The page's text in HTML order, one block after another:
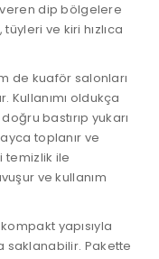
veren dip bölgelere
ve kiri hızlıca
de kuaför salonları
oldukça
bastırıp yukarı
toplanır ve
temizlik ile
ve kullanım
yapısıyla
saklanabilir. Pakette